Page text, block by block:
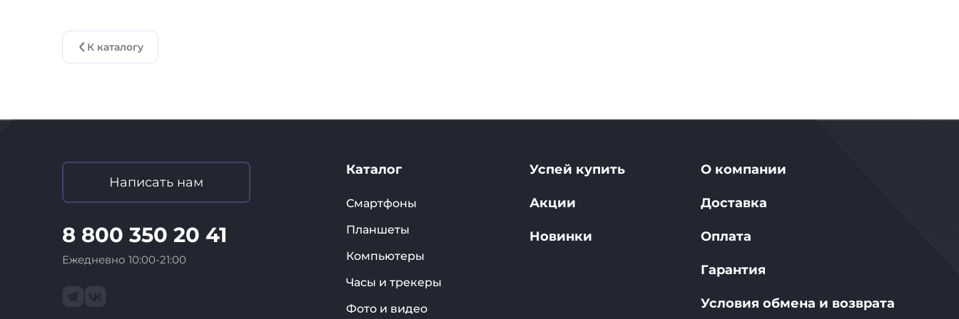
К каталогу
Написать нам
8 800 350 20 41
Ежедневно 10:00-21:00
Каталог
Смартфоны
Планшеты
Компьютеры
Часы и трекеры
Фото и видео
Успей купить
Акции
Новинки
О компании
Доставка
Оплата
Гарантия
Условия обмена и возврата